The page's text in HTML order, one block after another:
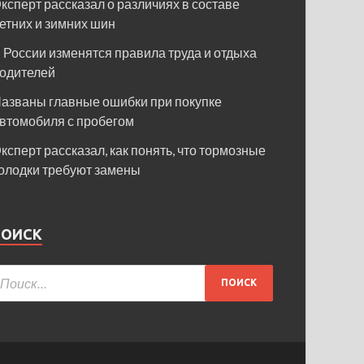
рассказал о различиях в составе
и зимних шин
России изменятся правила труда и отдыха
главные ошибки при покупке
с пробегом
рассказал, как понять, что тормозные
требуют замены